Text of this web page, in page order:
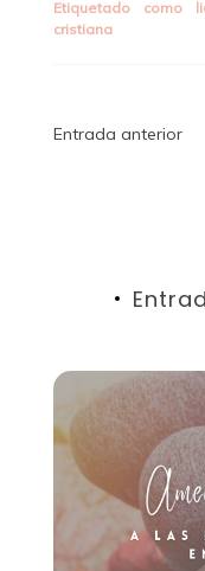
Etiquetado como
cristiana
Entrada anterior